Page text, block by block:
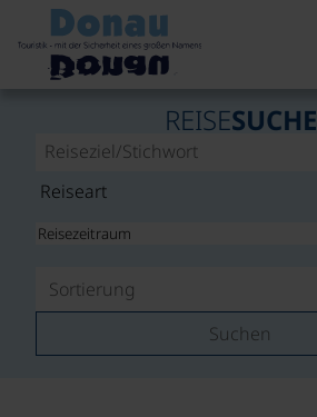
REISESUCHE
Suchen